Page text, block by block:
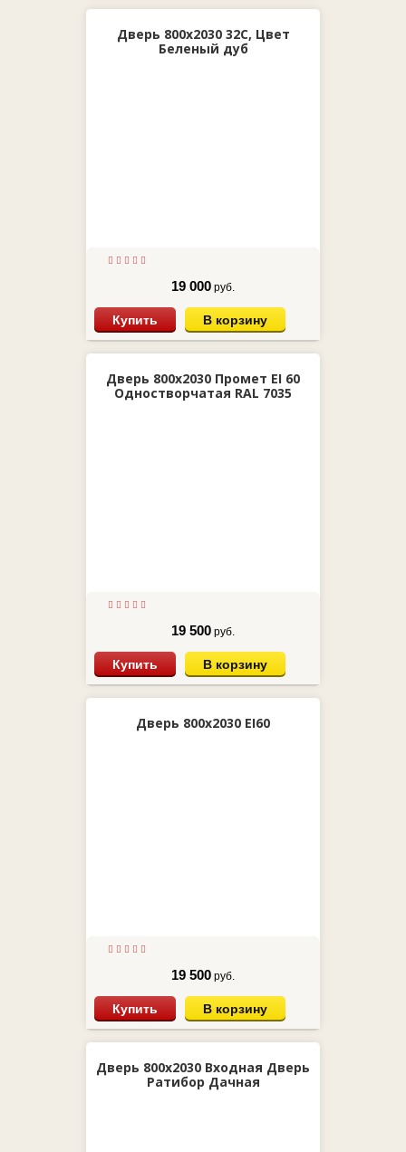
Дверь 800х2030 32С, Цвет
Беленый дуб
19 000 руб.
Купить В корзину
Дверь 800х2030 Промет EI 60
Одностворчатая RAL 7035
19 500 руб.
Купить В корзину
Дверь 800х2030 EI60
19 500 руб.
Купить В корзину
Дверь 800х2030 Входная Дверь
Ратибор Дачная